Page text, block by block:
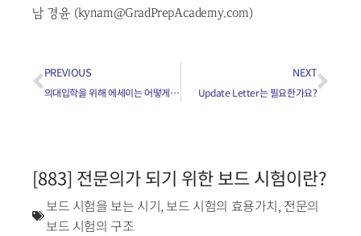
남 경윤 (kynam@GradPrepAcademy.com)
PREVIOUS
의대입학을 위해 에세이는 어떻게 써야하나요?
NEXT
Update Letter는 필요한가요?
[883] 전문의가 되기 위한 보드 시험이란?
보드 시험을 보는 시기, 보드 시험의 효용가치, 전문의
보드 시험의 구조